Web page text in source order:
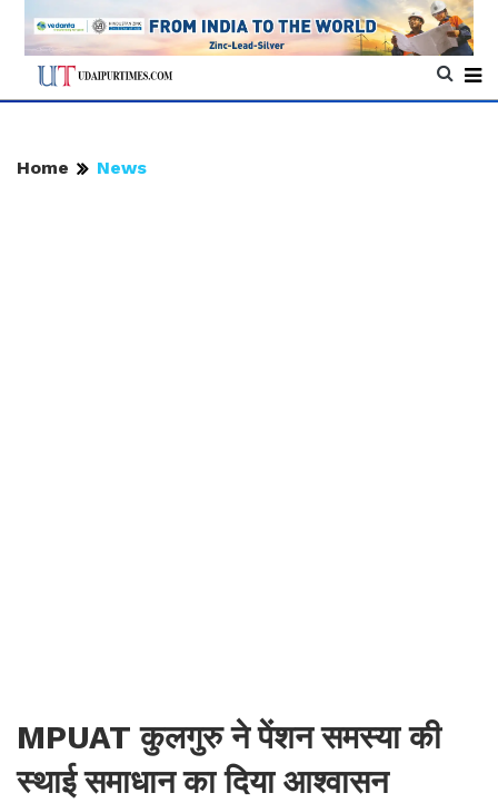
Home News
MPUAT कुलगुरु ने पेंशन समस्या की
स्थाई समाधान का दिया आश्वासन